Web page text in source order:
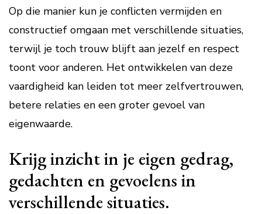
Op die manier kun je conflicten vermijden en
constructief omgaan met verschillende situaties,
terwijl je toch trouw blijft aan jezelf en respect
toont voor anderen. Het ontwikkelen van deze
vaardigheid kan leiden tot meer zelfvertrouwen,
betere relaties en een groter gevoel van
eigenwaarde.
Krijg inzicht in je eigen gedrag,
gedachten en gevoelens in
verschillende situaties.